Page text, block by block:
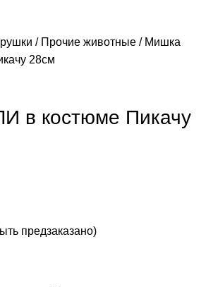
Прочие животные
Мишка
28см
в костюме Пикачу
предзаказано)